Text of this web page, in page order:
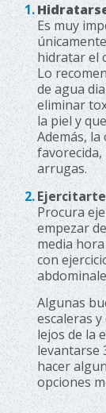
Es muy
hidratar el
Lo
de agua
eliminar
la piel y
Además,
arrugas.
Procura
empezar
media
con
Algunas
escaleras
lejos de la
levantarse
hacer
opciones